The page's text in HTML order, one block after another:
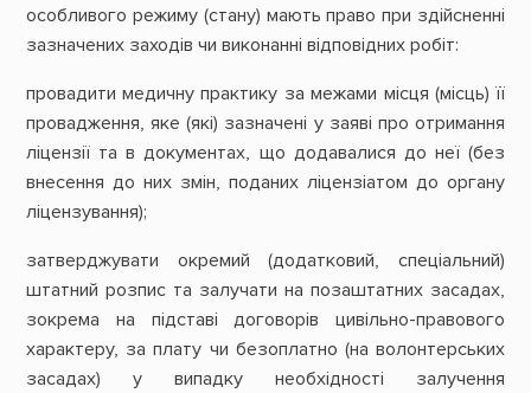
особливого режиму (стану) мають право при здійсненні
зазначених заходів чи виконанні відповідних робіт:
провадити медичну практику за межами місця (місць) її
провадження, яке (які) зазначені у заяві про отримання
ліцензії та в документах, що додавалися до неї (без
внесення до них змін, поданих ліцензіатом до органу
ліцензування);
затверджувати окремий (додатковий, спеціальний)
штатний розпис та залучати на позаштатних засадах,
зокрема на підставі договорів цивільно-правового
характеру, за плату чи безоплатно (на волонтерських
засадах) у випадку необхідності залучення